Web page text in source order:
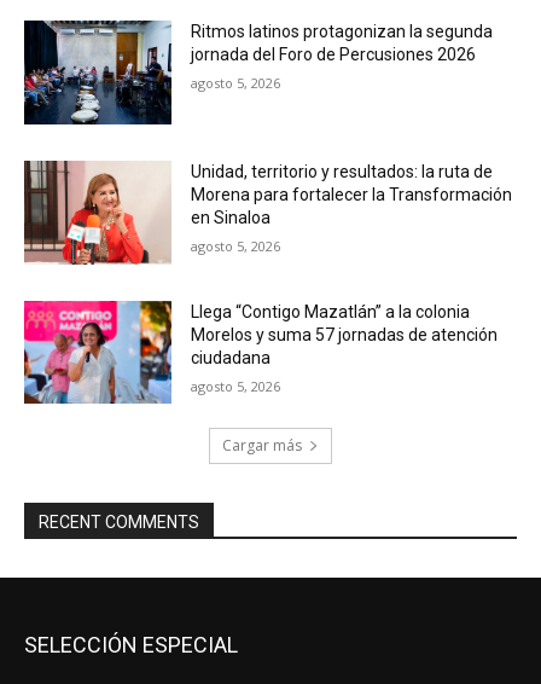
Ritmos latinos protagonizan la segunda
jornada del Foro de Percusiones 2026
agosto 5, 2026
Unidad, territorio y resultados: la ruta de
Morena para fortalecer la Transformación
en Sinaloa
agosto 5, 2026
Llega “Contigo Mazatlán” a la colonia
Morelos y suma 57 jornadas de atención
ciudadana
agosto 5, 2026
Cargar más
RECENT COMMENTS
SELECCIÓN ESPECIAL